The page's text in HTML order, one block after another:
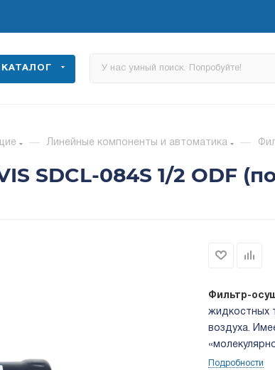
КАТАЛОГ
— Линейные компоненты и автоматика —
SDCL-084S 1/2 ODF
Фильтр-
жидкостных
воздуха.
размеры: 1/2
Подробности